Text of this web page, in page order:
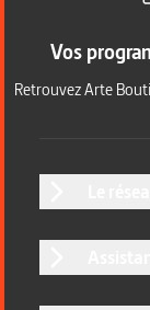
Vos
Retrouvez Arte